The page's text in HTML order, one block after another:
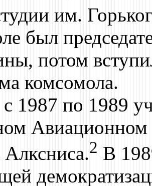
им.
был
потом
комсомола.
с 1987 по 1989
Алксниса.2 В